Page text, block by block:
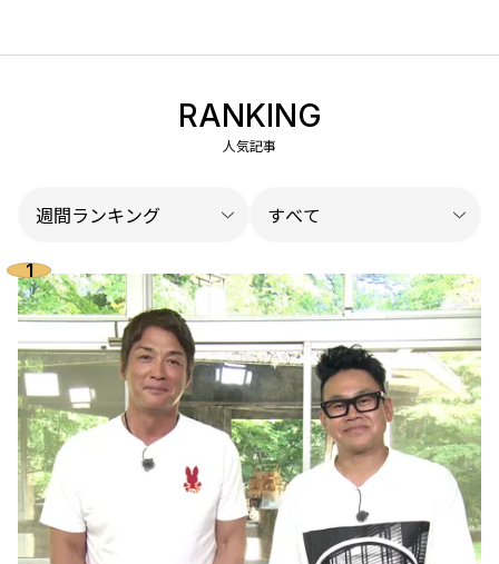
RANKING
人気記事